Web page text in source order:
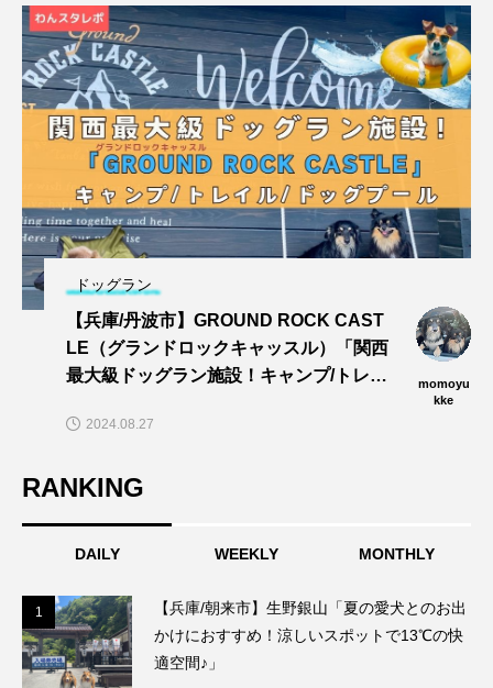
ドッグラン
【兵庫/丹波市】GROUND ROCK CAST
LE（グランドロックキャッスル）「関西
最大級ドッグラン施設！キャンプ/トレイ
う〜🎵」
momoyu
kke
2024.08.27
RANKING
DAILY WEEKLY MONTHLY
1
【兵庫/朝来市】生野銀山「夏の愛犬とのお出
かけにおすすめ！涼しいスポットで13℃の快
適空間♪」